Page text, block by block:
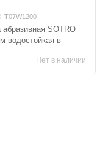
T07W1200
абразивная SOTRO
водостойкая в
Нет в наличии